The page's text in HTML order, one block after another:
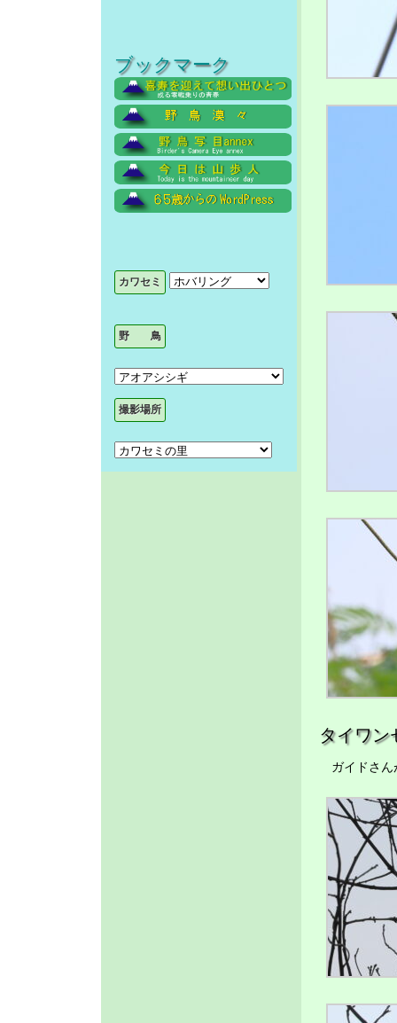
ブックマーク
タイワン
ガイドさん